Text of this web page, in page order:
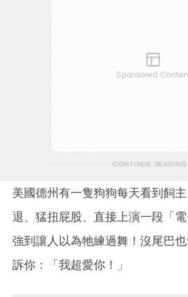
Sponsored
CONTINUE READING
美國德州有一隻狗狗每天看到飼
退、猛扭屁股、直接上演一段「
強到讓人以為牠練過舞！沒尾巴
訴你：「我超愛你！」